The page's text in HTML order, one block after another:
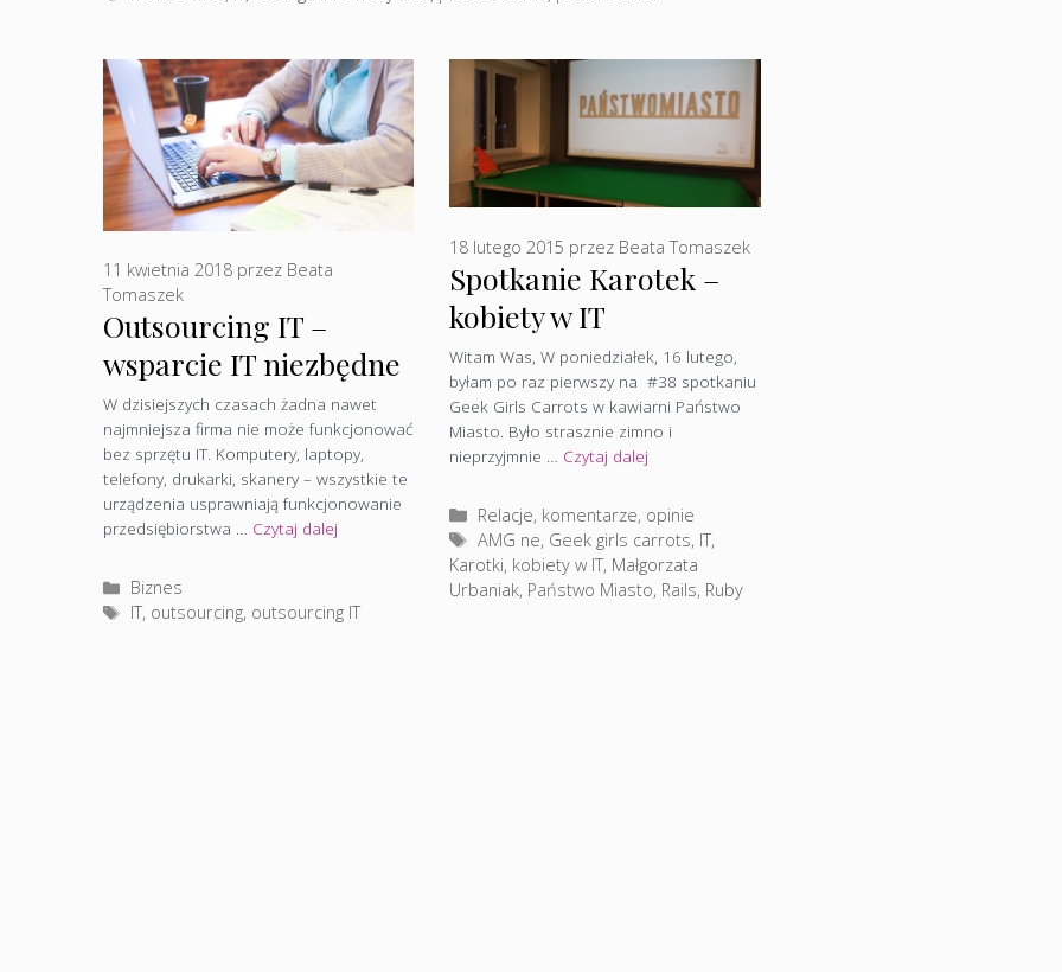
Outsourcing IT –
wsparcie IT niezbędne
w każdej firmie
11 kwietnia 2018 przez Beata
Tomaszek
W dzisiejszych czasach żadna nawet
najmniejsza firma nie może funkcjonować
bez sprzętu IT. Komputery, laptopy,
telefony, drukarki, skanery – wszystkie te
urządzenia usprawniają funkcjonowanie
przedsiębiorstwa … Czytaj dalej
Kategorie
Biznes
Tagi
IT, outsourcing, outsourcing IT
Spotkanie Karotek –
kobiety w IT
18 lutego 2015 przez Beata Tomaszek
Witam Was, W poniedziałek, 16 lutego,
byłam po raz pierwszy na #38 spotkaniu
Geek Girls Carrots w kawiarni Państwo
Miasto. Było strasznie zimno i
nieprzyjmnie … Czytaj dalej
Kategorie
Relacje, komentarze, opinie
Tagi
AMG ne, Geek girls carrots, IT,
Karotki, kobiety w IT, Małgorzata
Urbaniak, Państwo Miasto, Rails, Ruby